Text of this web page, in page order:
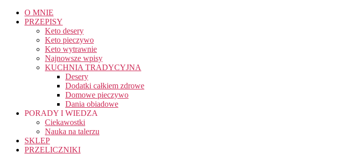
O MNIE
PRZEPISY
Keto desery
Keto pieczywo
Keto wytrawnie
Najnowsze wpisy
KUCHNIA TRADYCYJNA
Desery
Dodatki całkiem zdrowe
Domowe pieczywo
Dania obiadowe
PORADY I WIEDZA
Ciekawostki
Nauka na talerzu
SKLEP
PRZELICZNIKI